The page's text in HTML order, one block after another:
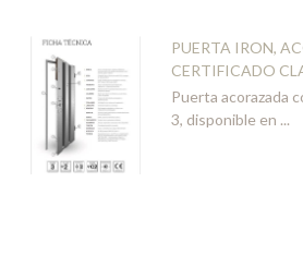
PUERTA IRON,
CERTIFICADO
Puerta acorazada
3, disponible en ...